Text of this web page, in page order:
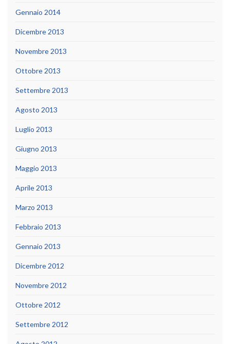
Gennaio 2014
Dicembre 2013
Novembre 2013
Ottobre 2013
Settembre 2013
Agosto 2013
Luglio 2013
Giugno 2013
Maggio 2013
Aprile 2013
Marzo 2013
Febbraio 2013
Gennaio 2013
Dicembre 2012
Novembre 2012
Ottobre 2012
Settembre 2012